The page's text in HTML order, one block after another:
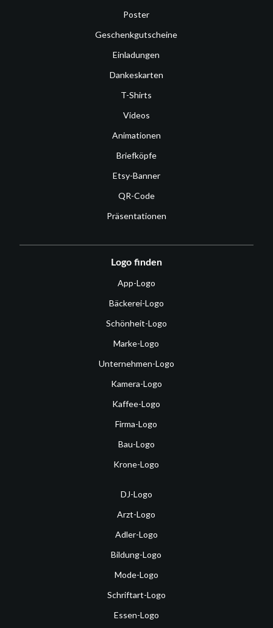
Poster
Geschenkgutscheine
Einladungen
Dankeskarten
T-Shirts
Videos
Animationen
Briefköpfe
Etsy-Banner
QR-Code
Präsentationen
Logo finden
App-Logo
Bäckerei-Logo
Schönheit-Logo
Marke-Logo
Unternehmen-Logo
Kamera-Logo
Kaffee-Logo
Firma-Logo
Bau-Logo
Krone-Logo
DJ-Logo
Arzt-Logo
Adler-Logo
Bildung-Logo
Mode-Logo
Schriftart-Logo
Essen-Logo